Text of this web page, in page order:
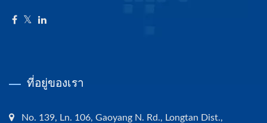
ที่อยู่ของเรา
No. 139, Ln. 106, Gaoyang N. Rd., Longtan Dist.,